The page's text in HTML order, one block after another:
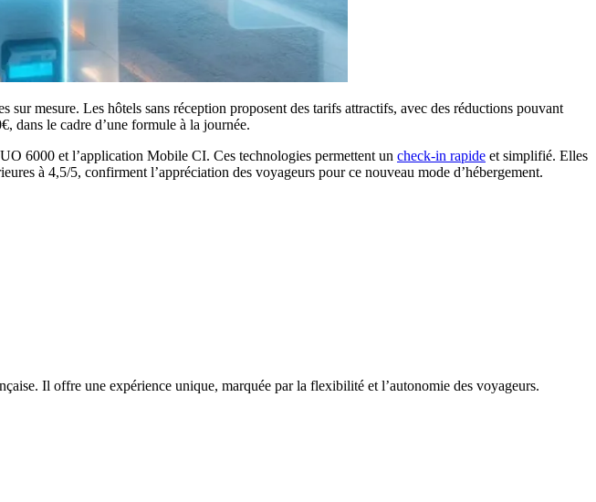
mesure. Les hôtels sans réception proposent des tarifs attractifs, avec des réductions pouvant
dans le cadre d’une formule à la journée.
6000 et l’application Mobile CI. Ces technologies permettent un check-in rapide et simplifié. Elles
à 4,5/5, confirment l’appréciation des voyageurs pour ce nouveau mode d’hébergement.
Il offre une expérience unique, marquée par la flexibilité et l’autonomie des voyageurs.